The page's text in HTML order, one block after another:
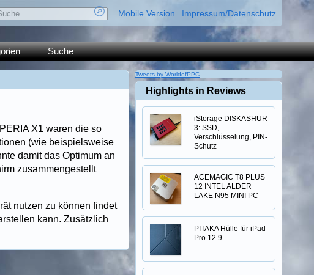
Mobile Version Impressum/Datenschutz
Suche
X1 waren die so
(wie beispielsweise
damit das Optimum an
zusammengestellt
nutzen zu können findet
kann. Zusätzlich
Tweets by WorldofPPC
Highlights in Reviews
iStorage DISKASHUR
3: SSD,
Verschlüsselung, PIN-
Schutz
ACEMAGIC T8 PLUS
12 INTEL ALDER
LAKE N95 MINI PC
PITAKA Hülle für iPad
Pro 12.9